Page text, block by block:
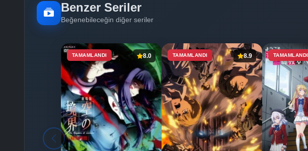
Benzer Seriler
Beğenebileceğin diğer seriler
TAMAMLANDI 8.0 TAMAMLANDI 8.9 TAMAMLANDI